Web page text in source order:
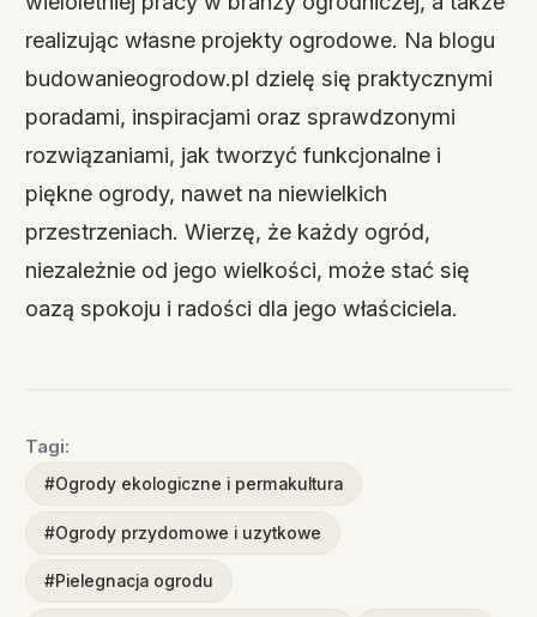
realizując własne projekty ogrodowe. Na blogu
budowanieogrodow.pl dzielę się praktycznymi
poradami, inspiracjami oraz sprawdzonymi
rozwiązaniami, jak tworzyć funkcjonalne i
piękne ogrody, nawet na niewielkich
przestrzeniach. Wierzę, że każdy ogród,
niezależnie od jego wielkości, może stać się
oazą spokoju i radości dla jego właściciela.
Tagi:
#Ogrody ekologiczne i permakultura
#Ogrody przydomowe i uzytkowe
#Pielegnacja ogrodu